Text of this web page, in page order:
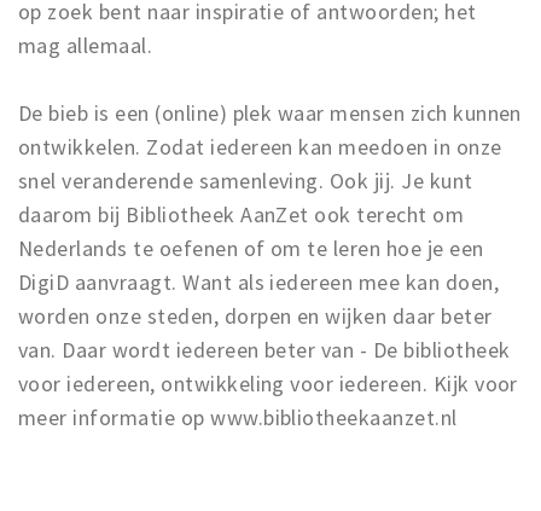
op zoek bent naar inspiratie of antwoorden; het
mag allemaal.
De bieb is een (online) plek waar mensen zich kunnen
ontwikkelen. Zodat iedereen kan meedoen in onze
snel veranderende samenleving. Ook jij. Je kunt
daarom bij Bibliotheek AanZet ook terecht om
Nederlands te oefenen of om te leren hoe je een
DigiD aanvraagt. Want als iedereen mee kan doen,
worden onze steden, dorpen en wijken daar beter
van. Daar wordt iedereen beter van - De bibliotheek
voor iedereen, ontwikkeling voor iedereen. Kijk voor
meer informatie op www.bibliotheekaanzet.nl